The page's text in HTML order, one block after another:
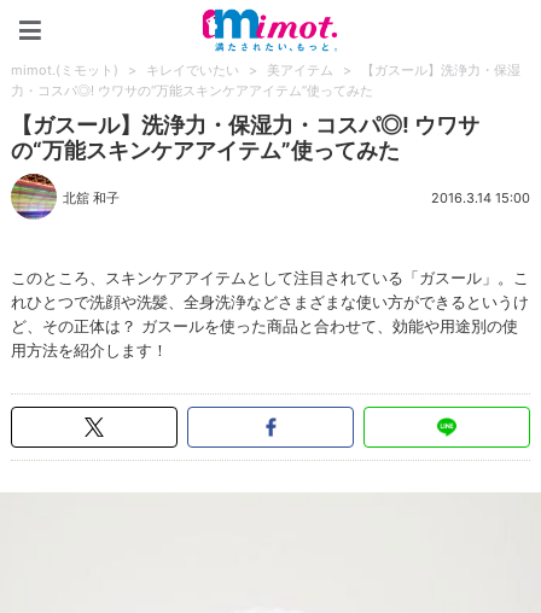
mimot.(ミモット) > キレイでいたい > 美アイテム >
【ガスール】洗浄力・保湿
力・コスパ◎! ウワサの“万能スキンケアアイテム”使ってみた
【ガスール】洗浄力・保湿力・コスパ◎! ウワサ
の“万能スキンケアアイテム”使ってみた
北舘 和子 2016.3.14 15:00
このところ、スキンケアアイテムとして注目されている「ガスール」。こ
れひとつで洗顔や洗髪、全身洗浄などさまざまな使い方ができるというけ
ど、その正体は？ ガスールを使った商品と合わせて、効能や用途別の使
用方法を紹介します！